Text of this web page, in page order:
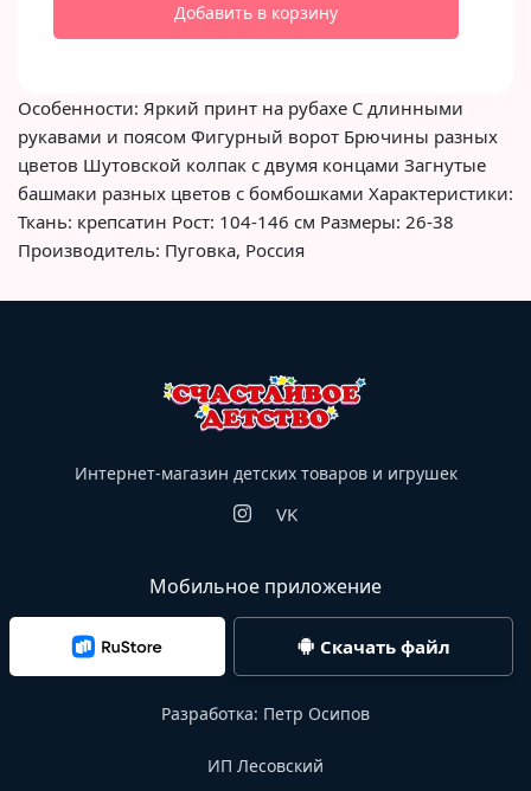
Добавить в корзину
Особенности: Яркий принт на рубахе С длинными
рукавами и поясом Фигурный ворот Брючины разных
цветов Шутовской колпак с двумя концами Загнутые
башмаки разных цветов с бомбошками Характеристики:
Ткань: крепсатин Рост: 104-146 см Размеры: 26-38
Производитель: Пуговка, Россия
Интернет-магазин детских товаров и игрушек
VK
Мобильное приложение
Скачать файл
Разработка: Петр Осипов
ИП Лесовский